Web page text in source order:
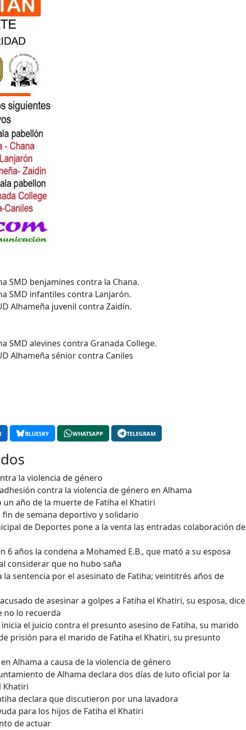
SMD benjamines contra la Chana.
SMD infantiles contra Lanjarón.
Alhameña juvenil contra Zaidín.
SMD alevines contra Granada College.
Alhameña sénior contra Caniles
BLUESKY WHATSAPP TELEGRAM
la violencia de género
contra la violencia de género en Alhama
un año de la muerte de Fatiha el Khatiri
fin de semana deportivo y solidario
de Deportes pone a la venta las entradas colaboración de
6 años la condena a Mohamed E.B., que mató a su esposa
considerar que no hubo saña
la sentencia por el asesinato de Fatiha; veintitrés años de
de asesinar a golpes a Fatiha el Khatiri, su esposa, dice
no lo recuerda
inicia el juicio contra el presunto asesino de Fatiha, su marido
prisión para el marido de Fatiha el Khatiri, su presunto
Alhama a causa de la violencia de género
de Alhama declara dos días de luto oficial por la
Khatiri
declara que discutieron por una lavadora
para los hijos de Fatiha el Khatiri
de actuar